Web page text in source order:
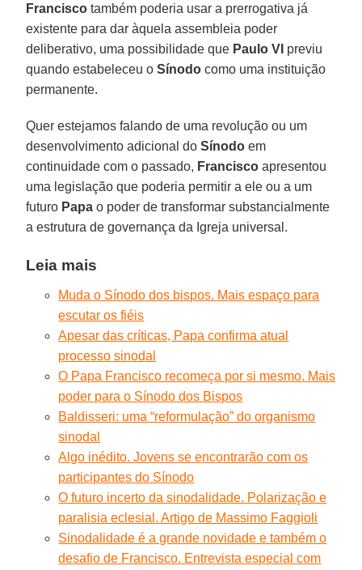
Francisco também poderia usar a prerrogativa já
existente para dar àquela assembleia poder
deliberativo, uma possibilidade que Paulo VI previu
quando estabeleceu oSínodo como uma instituição
permanente.
Quer estejamos falando de uma revolução ou um
desenvolvimento adicional doSínodo em
continuidade com o passado, Francisco apresentou
uma legislação que poderia permitir a ele ou a um
futuro Papa o poder de transformar substancialmente
a estrutura de governança da Igreja universal.
Leia mais
Muda o Sínodo dos bispos. Mais espaço para
escutar os fiéis
Apesar das críticas, Papa confirma atual
processo sinodal
O Papa Francisco recomeça por si mesmo. Mais
poder para o Sínodo dos Bispos
Baldisseri: uma “reformulação” do organismo
sinodal
Algo inédito. Jovens se encontrarão com os
participantes do Sínodo
O futuro incerto da sinodalidade. Polarização e
paralisia eclesial. Artigo de Massimo Faggioli
Sinodalidade é a grande novidade e também o
desafio de Francisco. Entrevista especial com